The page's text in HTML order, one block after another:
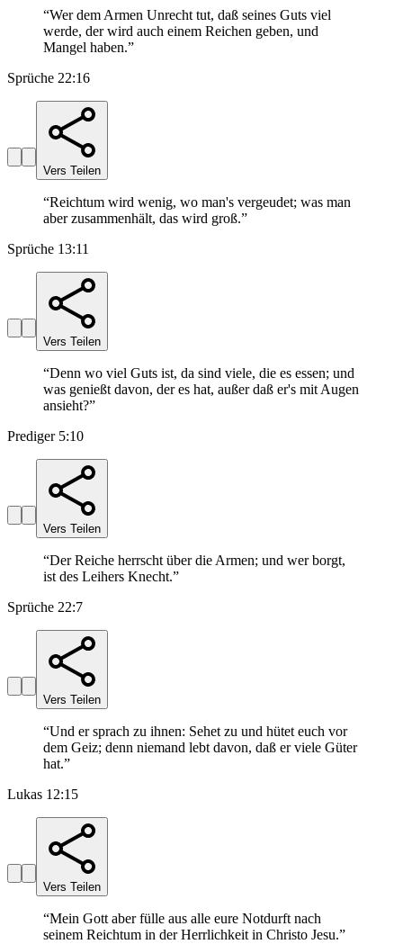
“Wer dem Armen Unrecht tut, daß seines Guts viel
werde, der wird auch einem Reichen geben, und
Mangel haben.”
Sprüche 22:16
Vers Teilen
“Reichtum wird wenig, wo man's vergeudet; was man
aber zusammenhält, das wird groß.”
Sprüche 13:11
Vers Teilen
“Denn wo viel Guts ist, da sind viele, die es essen; und
was genießt davon, der es hat, außer daß er's mit Augen
ansieht?”
Prediger 5:10
Vers Teilen
“Der Reiche herrscht über die Armen; und wer borgt,
ist des Leihers Knecht.”
Sprüche 22:7
Vers Teilen
“Und er sprach zu ihnen: Sehet zu und hütet euch vor
dem Geiz; denn niemand lebt davon, daß er viele Güter
hat.”
Lukas 12:15
Vers Teilen
“Mein Gott aber fülle aus alle eure Notdurft nach
seinem Reichtum in der Herrlichkeit in Christo Jesu.”